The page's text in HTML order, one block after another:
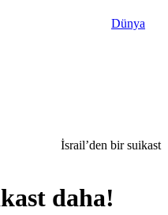
Dünya
İsrail’den bir suikast
daha!